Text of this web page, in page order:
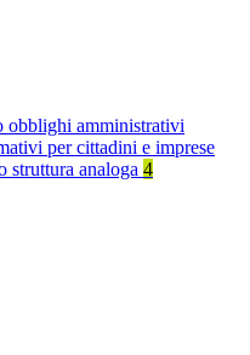
obblighi amministrativi
per cittadini e imprese
struttura analoga 4